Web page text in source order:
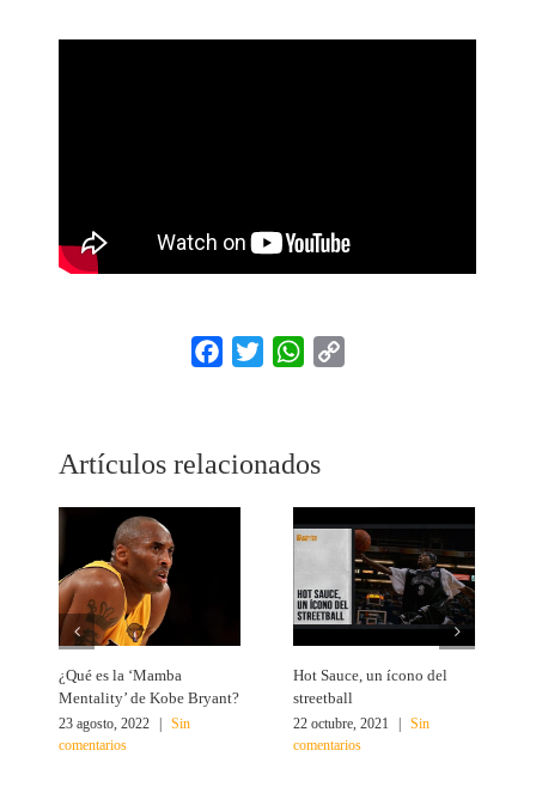
Facebook
Twitter WhatsApp
Artículos relacionados
¿Qué es la ‘Mamba
Mentality’ de Kobe Bryant?
23 agosto, 2022
Sin
comentarios
Hot Sauce, un ícono del
streetball
22 octubre, 2021
Sin
comentarios